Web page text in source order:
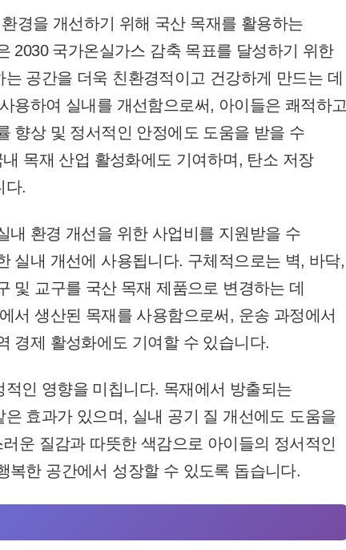
경을 개선하기 위해 국산 목재를 활용하는
2030 국가온실가스 감축 목표를 달성하기 위한
공간을 더욱 친환경적이고 건강하게 만드는 데
용하여 실내를 개선함으로써, 아이들은 쾌적하고
향상 및 정서적인 안정에도 도움을 받을 수
목재 산업 활성화에도 기여하며, 탄소 저장
다.
내 환경 개선을 위한 사업비를 지원받을 수
실내 개선에 사용됩니다. 구체적으로는 벽, 바닥,
및 교구를 국산 목재 제품으로 변경하는 데
서 생산된 목재를 사용함으로써, 운송 과정에서
경제 활성화에도 기여할 수 있습니다.
인 영향을 미칩니다. 목재에서 방출되는
효과가 있으며, 실내 공기 질 개선에도 도움을
운 질감과 따뜻한 색감으로 아이들의 정서적인
복한 공간에서 성장할 수 있도록 돕습니다.